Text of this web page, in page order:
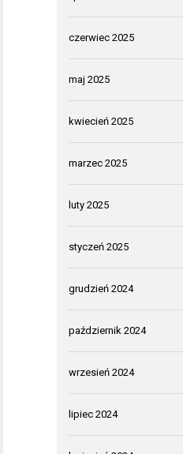
czerwiec 2025
maj 2025
kwiecień 2025
marzec 2025
luty 2025
styczeń 2025
grudzień 2024
październik 2024
wrzesień 2024
lipiec 2024